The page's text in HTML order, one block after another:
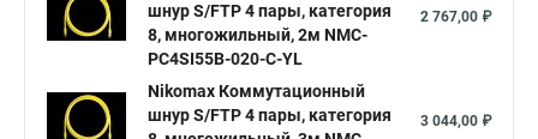
шнур S/FTP 4 пары, категория
8, многожильный, 2м NMC-
PC4SI55B-020-C-YL
2 767,00 ₽
Nikomax Коммутационный
шнур S/FTP 4 пары, категория
3 044,00 ₽